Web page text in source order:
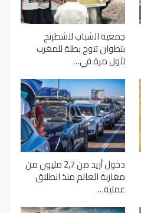
جمعية الشباب للشطرنج
بتطوان تتوج بطلة للمغرب
لأول مرة في…
دخول أزيد من 2,7 مليون من
مغاربة العالم منذ انطلاق
عملية…